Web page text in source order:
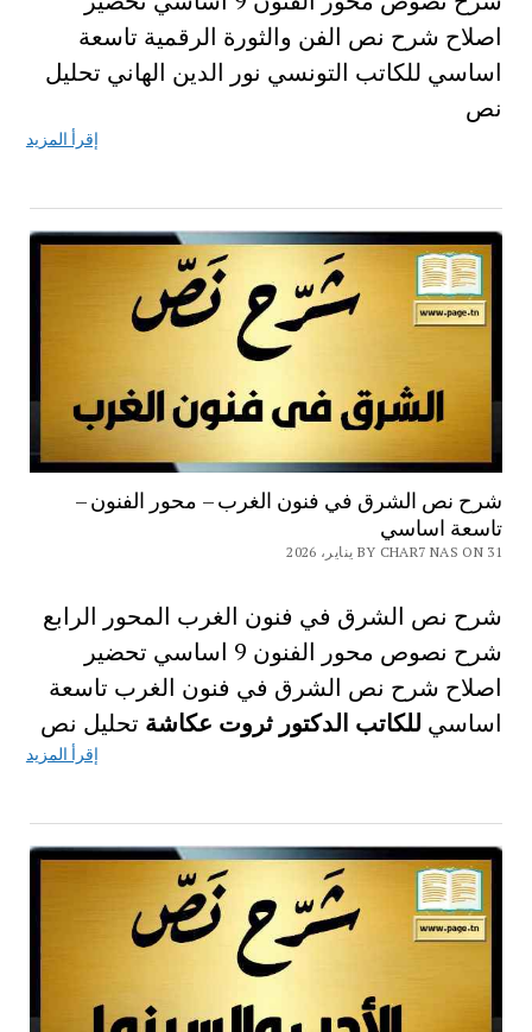
اصلاح شرح نص الفن والثورة الرقمية تاسعة
اساسي للكاتب التونسي نور الدين الهاني تحليل
نص
إقرأ المزيد
شرح نص الشرق في فنون الغرب – محور الفنون –
تاسعة اساسي
BY CHAR7 NAS ON 31 يناير، 2026
شرح نص الشرق في فنون الغرب المحور الرابع
شرح نصوص محور الفنون 9 اساسي تحضير
اصلاح شرح نص الشرق في فنون الغرب تاسعة
اساسي للكاتب الدكتور ثروت عكاشة تحليل نص
إقرأ المزيد